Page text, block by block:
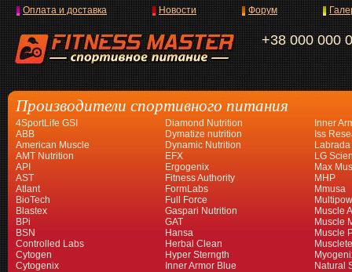
+38 000 000
Оплата и доставка Новости Форум
Производители спортивного питания
4SportLife GSI
ABB
American Muscle
AMT Nutrition
API
AST
Atlant
BioTech
Blastex
BPi
BSN
Controlled Labs
Cytogen
Cytogenix
Diamond Nutrition
Dymatize nutrition
Dynamic Nutrition
EFX
Ergogenix
Fitness Authority
FormLabs
Full Force
Gaspari Nutrition
GAT
Hansa
Herbal Clean
Hyper Sterngth
Inner Armor Blue
Inner
Iss
Labrada
LG
Max
MHP
Mmusa
Muscle
Muscle
Muscle
Natural